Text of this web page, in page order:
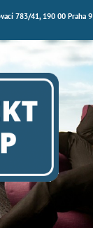
783/41, 190 00 Praha 9